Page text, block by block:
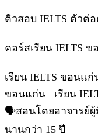
ติวสอบ IELTS ตัวต่
คอร์สเรียน IELTS
เรียน IELTS ขอนแ
ขอนแก่น เรียน
🗣️สอนโดยอาจารย์ผู้
นานกว่า 15 ปี